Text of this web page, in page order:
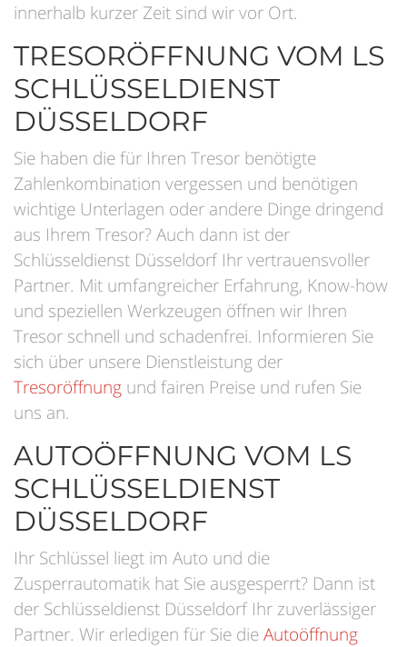
innerhalb kurzer Zeit sind wir vor Ort.
TRESORÖFFNUNG VOM LS
SCHLÜSSELDIENST
DÜSSELDORF
Sie haben die für Ihren Tresor benötigte
Zahlenkombination vergessen und benötigen
wichtige Unterlagen oder andere Dinge dringend
aus Ihrem Tresor? Auch dann ist der
Schlüsseldienst Düsseldorf Ihr vertrauensvoller
Partner. Mit umfangreicher Erfahrung, Know-how
und speziellen Werkzeugen öffnen wir Ihren
Tresor schnell und schadenfrei. Informieren Sie
sich über unsere Dienstleistung der
Tresoröffnung und fairen Preise und rufen Sie
uns an.
AUTOÖFFNUNG VOM LS
SCHLÜSSELDIENST
DÜSSELDORF
Ihr Schlüssel liegt im Auto und die
Zusperrautomatik hat Sie ausgesperrt? Dann ist
der Schlüsseldienst Düsseldorf Ihr zuverlässiger
Partner. Wir erledigen für Sie die Autoöffnung